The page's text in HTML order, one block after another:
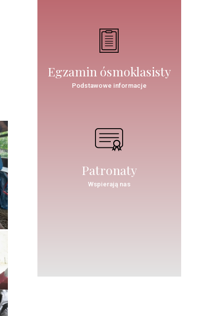
Egzamin ósmoklasisty
Podstawowe informacje
Patronaty
Wspierają nas